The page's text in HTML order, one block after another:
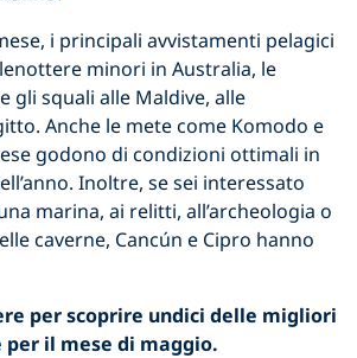
i principali avvistamenti pelagici
minori in Australia, le
gli squali alle Maldive, alle
Anche le mete come Komodo e
godono di condizioni ottimali in
Inoltre, se sei interessato
marina, ai relitti, all’archeologia o
caverne, Cancún e Cipro hanno
per scoprire undici delle migliori
per il mese di maggio.